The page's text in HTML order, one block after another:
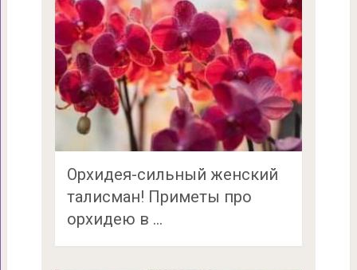
Орхидея-сильный женский
талисман! Приметы про
орхидею в …